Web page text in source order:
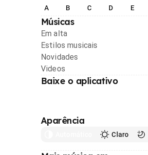
A B C D E
Músicas
Em alta
Estilos musicais
Novidades
Videos
Baixe o aplicativo
Aparência
Claro